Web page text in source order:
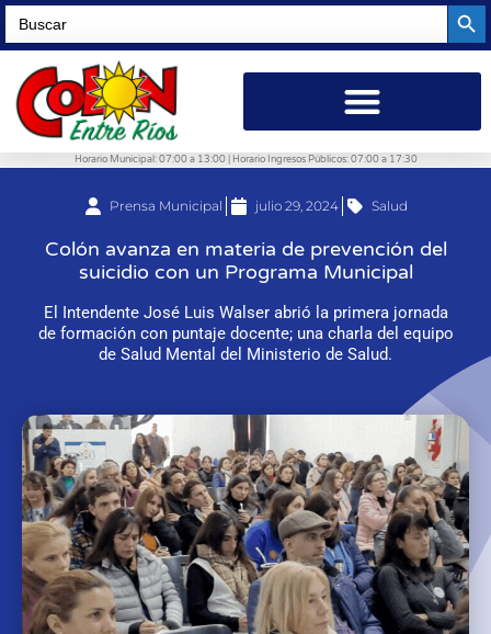
Search
for:
Horario Municipal: 07:00 a 13:00 | Horario Ingresos Públicos: 07:00 a 17:30
Prensa Municipal julio 29, 2024 Salud
Colón avanza en materia de prevención del
suicidio con un Programa Municipal
El Intendente José Luis Walser abrió la primera jornada
de formación con puntaje docente; una charla del equipo
de Salud Mental del Ministerio de Salud.